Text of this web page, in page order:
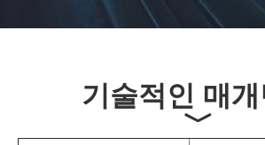
기술적인 매
﹀